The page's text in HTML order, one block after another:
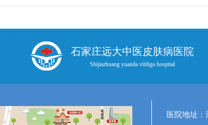
石家庄远大中医皮肤病医院
Shijiazhuang yuanda vitiligo hospital
医院地址